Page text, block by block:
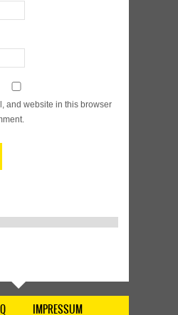
and website in this browser
IMPRESSUM